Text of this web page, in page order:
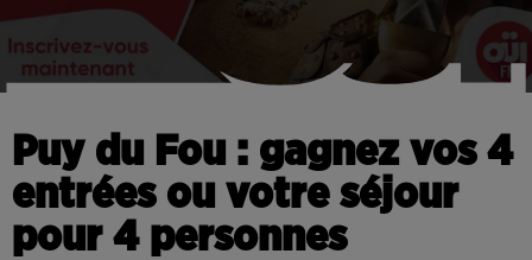
Puy du Fou : gagnez vos 4
entrées ou votre séjour
pour 4 personnes